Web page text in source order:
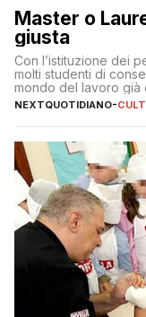
Master o
giusta
Con l’istituzione dei
molti studenti di
mondo del lavoro già
interrogativi che si
l’obiettivo di primo
NEXTQUOTIDIANO-